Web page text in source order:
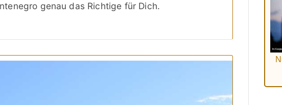
genau das Richtige für Dich.